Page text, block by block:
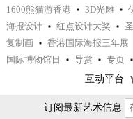
1600熊猫游香港 3D光雕
海报设计
红点设计大奖
复制画
香港国际海报三年展
国际博物馆日
导赏 专页
互动平台
订阅最新艺术信息